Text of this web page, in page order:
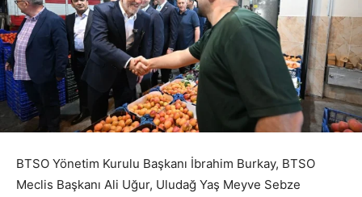
BTSO Yönetim Kurulu Başkanı İbrahim Burkay, BTSO
Meclis Başkanı Ali Uğur, Uludağ Yaş Meyve Sebze